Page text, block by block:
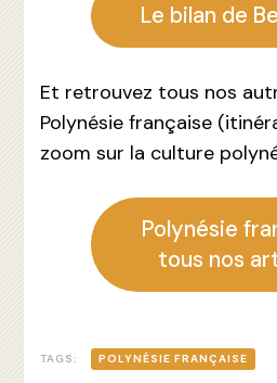
Le bilan de
Et retrouvez tous nos
Polynésie française
zoom sur la culture
Polynésie
tous nos
TAGS: POLYNÉSIE FRANÇAISE